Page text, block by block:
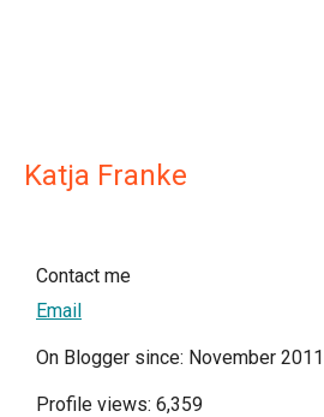
Katja Franke
Contact me
Email
On Blogger since: November 2011
Profile views: 6,359